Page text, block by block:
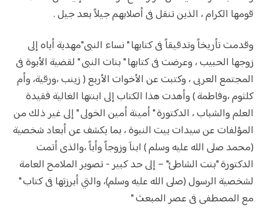
قومها الكرام ، الذين تنقل فى أصلابهم جيلاً بعد جيل .
وقدمت تأريخاً وتدقيقاً فى كتابها " نساء النبى"مهدية أياه إلى
زوجها الحبيب ، وعرضت فى كتابها " بنات النبى " لقضية الأبوة فى
المجتمع العربى ، وكتبت عن الأخوات الأربع ( زينب ،ورقية، وأم
كلثوم ،وفاطمة ) وأهدت هذا الكتاب إلى ابنتها الغالية فقيدة
العلم والشباب ، الدكتورة " أمينة أمين الخولى " إلى غير ذلك من
المؤلفات عن سيدات بيت النبوة ، بما يكشف عن أبعاد شخصية
(محمد صلى الله عليه وسلم ) ابناَ وزوجاً وأباً ،والذى أتمت
الدكتورة "بنت الشاطئ" – إلى حد كبير - تصوير الملامح العامة
لشخصية الرسول (صلى الله عليه وسلم)، والتي أبرزتها فى كتاب "
مع المصطفى فى عصر المبعث "